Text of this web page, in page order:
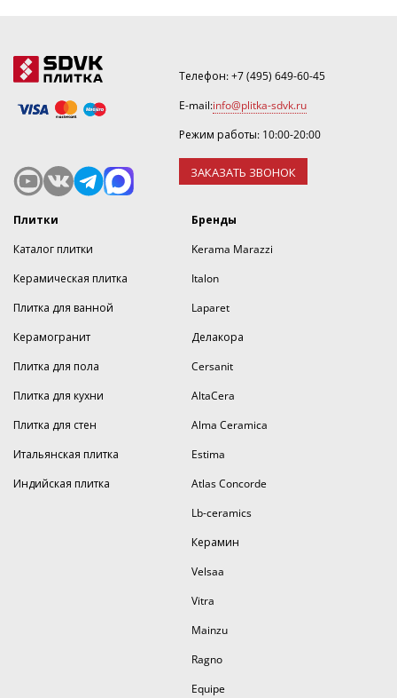
Телефон:+7 (495) 649-60-45
E-mail:info@plitka-sdvk.ru
Режим работы: 10:00-20:00
ЗАКАЗАТЬ ЗВОНОК
Плитки
Каталог плитки
Керамическая плитка
Плитка для ванной
Керамогранит
Плитка для пола
Плитка для кухни
Плитка для стен
Итальянская плитка
Индийская плитка
Бренды
Kerama Marazzi
Italon
Laparet
Делакора
Cersanit
AltaCera
Alma Ceramica
Estima
Atlas Concorde
Lb-ceramics
Керамин
Velsaa
Vitra
Mainzu
Ragno
Equipe